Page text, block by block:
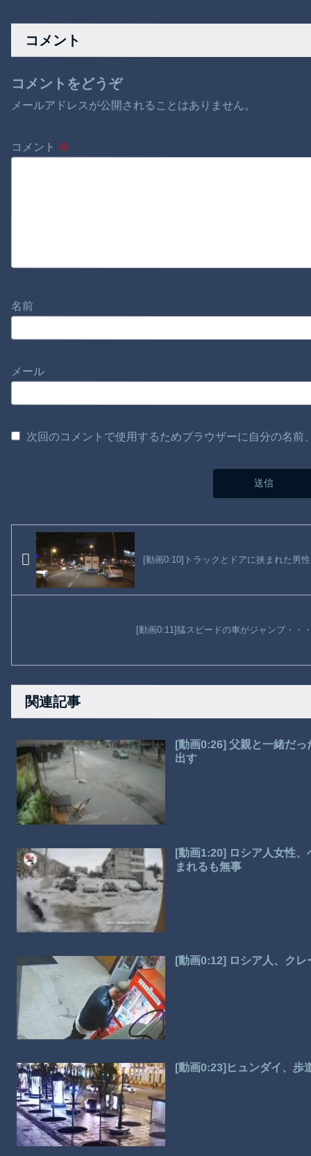
る場所やご飯は現地
コメント
コメントをどうぞ
メールアドレスが公開されることはありません。
コメント ※
名前
メール
次回のコメントで使用するためブラウザーに自分の名
[動画0:10]トラックとドアに挟まれた男
[動画0:11]猛スピードの車がジャンプ・・
関連記事
[動画0:26] 父親と一緒だ
出す
[動画1:20] ロシア人女性
まれるも無事
[動画0:12] ロシア人、ク
[動画0:23]ヒュンダイ、歩